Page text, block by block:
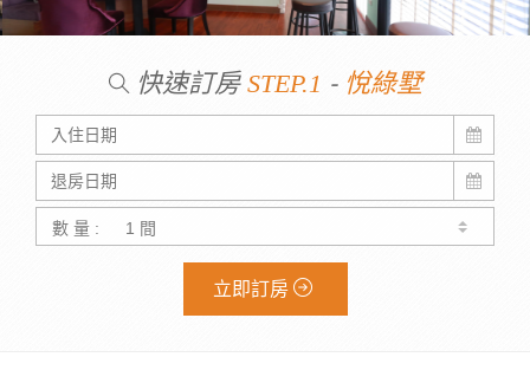
快速訂房 STEP.1 - 悅綠墅
數 量 :
立即訂房